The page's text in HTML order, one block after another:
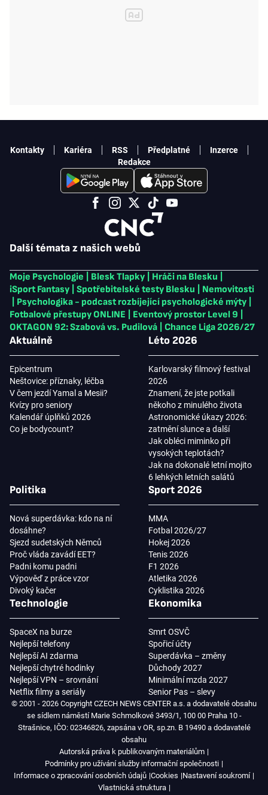
Další témata z našich webů
Moje Psychologie Blesk Tlapky Hráči na Blesku
iSport Fantasy
Spotřebitelské testy Blesku
Nemovitosti
Psychologika - podcast rozbíjející psychologické mýty
Fotbalové přestupy ONLINE
Eventový prostor Level 9
OKTAGON 92: Szabová vs. Pudilová
Chance Liga 2026/27
Aktuálně
Epicentrum
Neštovice: příznaky, léčba
V čem jezdí Yamal a Mesii?
Kvízy pro seniory
Kalendář úplňků 2026
Co je bodycount?
Léto 2026
Karlovarský filmový festival
2026
Znamení, že jste potkali
někoho z minulého života
Astronomické úkazy 2026:
zatmění slunce a další
Jak obléci miminko při
vysokých teplotách?
Jak na dokonalé letní mojito
6 lehkých letních salátů
Politika
Nová superdávka: kdo na ní
dosáhne?
Sjezd sudetských Němců
Proč vláda zavádí EET?
Padni komu padni
Výpověď z práce vzor
Divoký kačer
Sport 2026
MMA
Fotbal 2026/27
Hokej 2026
Tenis 2026
F1 2026
Atletika 2026
Cyklistika 2026
Technologie
SpaceX na burze
Nejlepší telefony
Nejlepší AI zdarma
Nejlepší chytré hodinky
Nejlepší VPN – srovnání
Netflix filmy a seriály
Ekonomika
Smrt OSVČ
Spořicí účty
Superdávka – změny
Důchody 2027
Minimální mzda 2027
Senior Pas – slevy
Kontakty Kariéra RSS Předplatné
Inzerce
Redakce
© 2001 - 2026 Copyright CZECH NEWS CENTER a.s. a dodavatelé obsahu
se sídlem náměstí Marie Schmolkové 3493/1, 100 00 Praha 10 -
Strašnice, IČO: 02346826, zapsána v OR, sp.zn. B 19490 a dodavatelé
obsahu
Autorská práva k publikovaným materiálům
Podmínky pro užívání služby informační společnosti
Informace o zpracování osobních údajů Cookies Nastavení soukromí
Vlastnická struktura